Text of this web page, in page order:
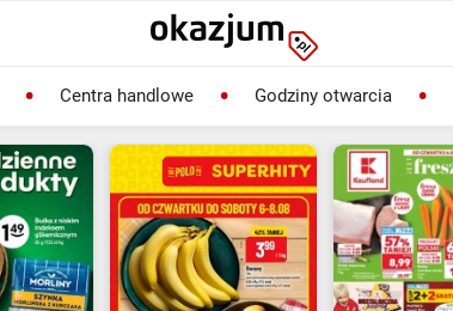
Centra handlowe Godziny otwarcia